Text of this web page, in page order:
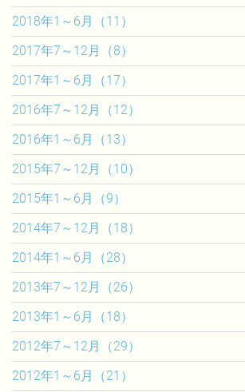
2018年1～6月（11）
2017年7～12月（8）
2017年1～6月（17）
2016年7～12月（12）
2016年1～6月（13）
2015年7～12月（10）
2015年1～6月（9）
2014年7～12月（18）
2014年1～6月（28）
2013年7～12月（26）
2013年1～6月（18）
2012年7～12月（29）
2012年1～6月（21）